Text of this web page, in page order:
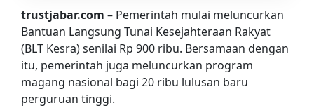
trustjabar.com – Pemerintah mulai meluncurkan
Bantuan Langsung Tunai Kesejahteraan Rakyat
(BLT Kesra) senilai Rp 900 ribu. Bersamaan dengan
itu, pemerintah juga meluncurkan program
magang nasional bagi 20 ribu lulusan baru
perguruan tinggi.